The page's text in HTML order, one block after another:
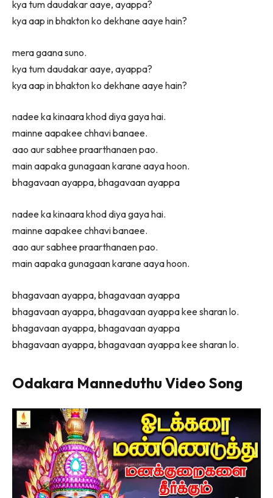
kya tum daudakar aaye, ayappa?
kya aap in bhakton ko dekhane aaye hain?
mera gaana suno.
kya tum daudakar aaye, ayappa?
kya aap in bhakton ko dekhane aaye hain?
nadee ka kinaara khod diya gaya hai.
mainne aapakee chhavi banaee.
aao aur sabhee praarthanaen pao.
main aapaka gunagaan karane aaya hoon.
bhagavaan ayappa, bhagavaan ayappa
nadee ka kinaara khod diya gaya hai.
mainne aapakee chhavi banaee.
aao aur sabhee praarthanaen pao.
main aapaka gunagaan karane aaya hoon.
bhagavaan ayappa, bhagavaan ayappa
bhagavaan ayappa, bhagavaan ayappa kee sharan lo.
bhagavaan ayappa, bhagavaan ayappa
bhagavaan ayappa, bhagavaan ayappa kee sharan lo.
Odakara Manneduthu Video Song